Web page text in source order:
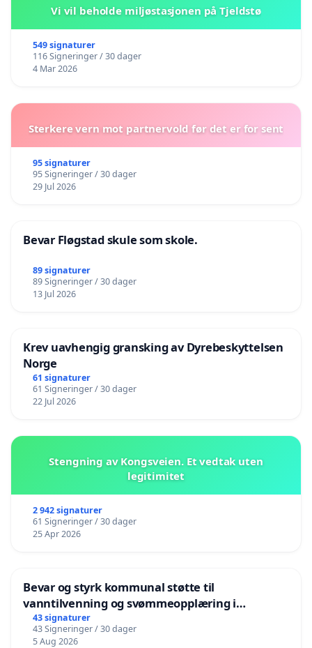
Vi vil beholde miljøstasjonen på Tjeldstø
549 signaturer
116 Signeringer / 30 dager
4 Mar 2026
Sterkere vern mot partnervold før det er for sent
95 signaturer
95 Signeringer / 30 dager
29 Jul 2026
Bevar Fløgstad skule som skole.
89 signaturer
89 Signeringer / 30 dager
13 Jul 2026
Krev uavhengig gransking av Dyrebeskyttelsen
Norge
61 signaturer
61 Signeringer / 30 dager
22 Jul 2026
Stengning av Kongsveien. Et vedtak uten
legitimitet
2 942 signaturer
61 Signeringer / 30 dager
25 Apr 2026
Bevar og styrk kommunal støtte til
vanntilvenning og svømmeopplæring i
barnehagene i Haugesund
43 signaturer
43 Signeringer / 30 dager
5 Aug 2026